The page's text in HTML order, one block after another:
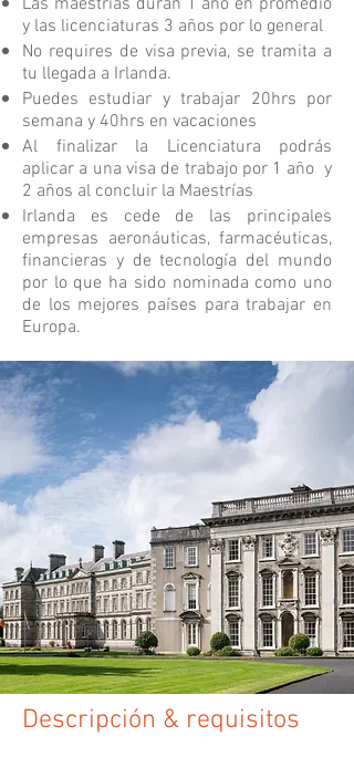
Las maestrías duran 1 año en promedio
y las licenciaturas 3 años por lo general
No requires de visa previa, se tramita a
tu llegada a Irlanda.
Puedes estudiar y trabajar 20hrs por
semana y 40hrs en vacaciones
Al finalizar la Licenciatura podrás
aplicar a una visa de trabajo por 1 año y
2 años al concluir la Maestrías
Irlanda es cede de las principales
empresas aeronáuticas, farmacéuticas,
financieras y de tecnología del mundo
por lo que ha sido nominada como uno
de los mejores países para trabajar en
Europa.
Descripción & requisitos